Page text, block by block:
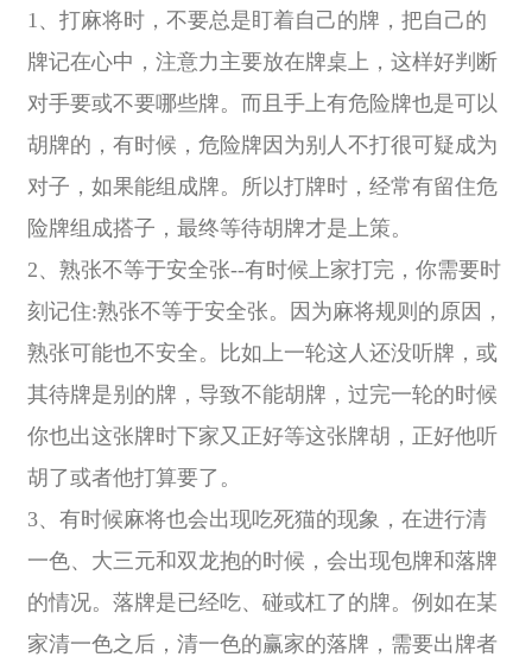
1、打麻将时，不要总是盯着自己的牌，把自己的
牌记在心中，注意力主要放在牌桌上，这样好判断
对手要或不要哪些牌。而且手上有危险牌也是可以
胡牌的，有时候，危险牌因为别人不打很可疑成为
对子，如果能组成牌。所以打牌时，经常有留住危
险牌组成搭子，最终等待胡牌才是上策。
2、熟张不等于安全张--有时候上家打完，你需要时
刻记住:熟张不等于安全张。因为麻将规则的原因，
熟张可能也不安全。比如上一轮这人还没听牌，或
其待牌是别的牌，导致不能胡牌，过完一轮的时候
你也出这张牌时下家又正好等这张牌胡，正好他听
胡了或者他打算要了。
3、有时候麻将也会出现吃死猫的现象，在进行清
一色、大三元和双龙抱的时候，会出现包牌和落牌
的情况。落牌是已经吃、碰或杠了的牌。例如在某
家清一色之后，清一色的赢家的落牌，需要出牌者